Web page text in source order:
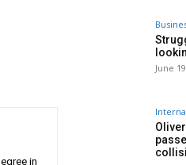
in
June